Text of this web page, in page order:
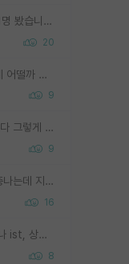
서성한 박사로 교수 된 사람 딱 1명 봤습니다. 근데 지방대 박사로 교수된 거는 기적이 일어나야되요. 서성한 학부부터여도 빡센게 교수임용일텐데 지방대박사로 무슨 교수가 되나요...... 중소기업/중견기업 팀장급/연구소장급이나 될거 같네요.
20
옮기시려면 미국박사로 가시는게 어떨까 싶네요. 교수가 꿈이면 미국박사 하고 미국교수 까지 같이 노리시는게 기회가 많지 않을까요?
9
교수 뽑는데 출신 학교는 생각보다 그렇게 안 봄. 앞으로는 더 안 보게 될거임. 박사는 어디서 진행해도 됨. 단, 제대로 쌓고 좋은 실적 만들 수 있다면. 그런데 지방대는 그럴 가능성이 지극히 낮음. 나만 열심히 잘 하면 된다? 인간은 주변 환경에 지배되는 나약한 존재임. 주변의 지방대 대학원생과 섞이고 지방 특유의 여유로움 또는 나쁘게 얘기해서 나태함에 젖어 살다보면 교수의 꿈 자체를 잊어버리게 될 가능성도 있음. 주변 환경이 70~80%임.
9
지방대 이 단어가 진짜 너무 짜증나는데 지방대면 다 그냥 쓰레기인가요? 무슨 말 같지도 않은 댓글들이 있는건지??? 지방에도 충분히 좋은 대학 많고 충분히 잘하는 교수님들 많습니다 포항공대 4개 IST 대표 지거국들 여기 모두 다 지방에 있고 여기 출신들 중에 교수하는 분들 적지 않습니다 지거국 출신이 무슨 교수를 하냐?라고 생각할 사람들 많은데 상위 대표 지거국에 아웃라이어들 많습니다 결국 개인의 연구역량과 실적이 중요합니다 이 역량을 펼치는데 있어서 지도교수와의 합도 중요합니다. 그리고 경력이 필요하면 해외포닥까지 다녀오세요
16
일단 지방대라는 것이 포항공대나 ist, 상위 지거국은 아니라고 생각하겠습니다. 그런곳은 서성한에 비해 소위 대학 네임밸류가 크게 뒤떨어지지는 않으니까요. 대학 이름이 중요하냐? 당연합니다. 대학 이름이 좋아서 좋은 아웃풋이 나오는 것이냐, 좋은 대학은 좋은 사람과 좋은 기회가 몰려있으니 아웃풋도 자연스럽게 좋아지는 것이냐? 대답하기 어려운 문제입니다. 아직 한국 사회에서 학벌을 보는 것도, 특히 이공계를 중심으로 학벌보다는 실적 위주라는 분위기가 형성되는 것도 사실입니다. 지방대 출신으로 전임교수가 될수 있느냐? 가능 불가능을 따지면 당연히 가능입니다. 지방대 박사 출신으로 전임교원이 된 경우가 실제로 있으니까요. 현실적인 가능성이 있느냐? 지금 이정도 대학의 교수가 되고싶다고 생각되는 대학 들어가서 컴공과 교수 목록 켜고 박사 어디서 받았는지 쭉 한번 보세요. 냉정하게 지방대 출신인 분들이 많지는 않으실겁니다.
8